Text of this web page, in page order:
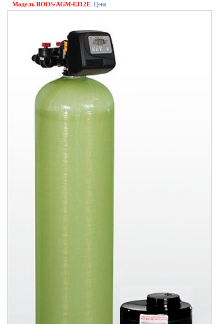
Модель ROOS/AGM-EI12E Цена